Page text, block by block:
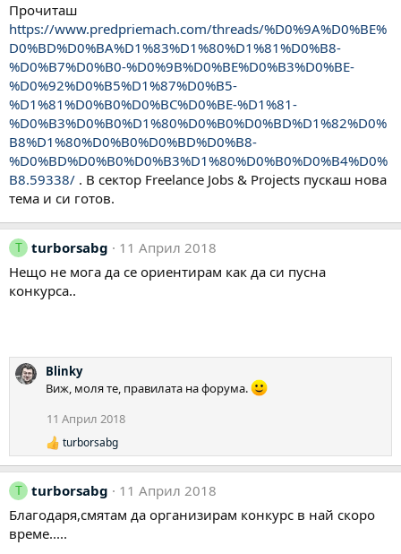
Прочиташ
https://www.predpriemach.com/threads/%D0%9A%D0%BE%
D0%BD%D0%BA%D1%83%D1%80%D1%81%D0%B8-
%D0%B7%D0%B0-%D0%9B%D0%BE%D0%B3%D0%BE-
%D0%92%D0%B5%D1%87%D0%B5-
%D1%81%D0%B0%D0%BC%D0%BE-%D1%81-
%D0%B3%D0%B0%D1%80%D0%B0%D0%BD%D1%82%D0%
B8%D1%80%D0%B0%D0%BD%D0%B8-
%D0%BD%D0%B0%D0%B3%D1%80%D0%B0%D0%B4%D0%
B8.59338/ . В сектор Freelance Jobs & Projects пускаш нова
тема и си готов.
T turborsabg
11 Април 2018
Нещо не мога да се ориентирам как да си пусна
конкурса..
Blinky
Виж, моля те, правилата на форума.
11 Април 2018
Р
е
а
к
и
и
turborsabg
T turborsabg
11 Април 2018
Благодаря,смятам да организирам конкурс в най скоро
време.....